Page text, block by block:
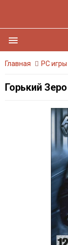
menu
Главная PC игры
Горький